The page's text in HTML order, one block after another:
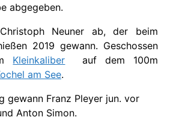
abgegeben.
Neuner ab, der beim
2019 gewann. Geschossen
Kleinkaliber auf dem 100m
am See.
gewann Franz Pleyer jun. vor
Anton Simon.